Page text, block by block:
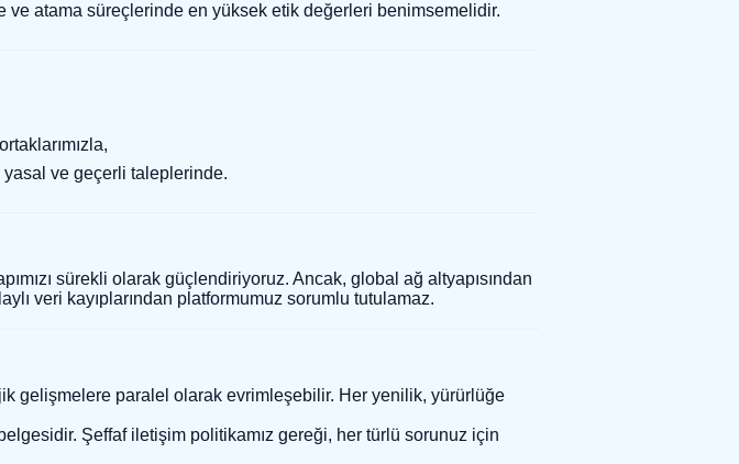
atama süreçlerinde en yüksek etik değerleri benimsemelidir.
ve geçerli taleplerinde.
sürekli olarak güçlendiriyoruz. Ancak, global ağ altyapısından
veri kayıplarından platformumuz sorumlu tutulamaz.
gelişmelere paralel olarak evrimleşebilir. Her yenilik, yürürlüğe
Şeffaf iletişim politikamız gereği, her türlü sorunuz için